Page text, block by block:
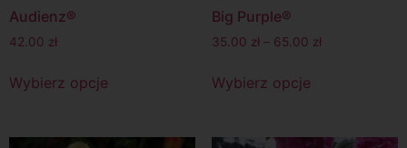
Audienz®
42.00 zł
Wybierz opcje
Big Purple®
35.00 zł – 65.00 zł
Wybierz opcje